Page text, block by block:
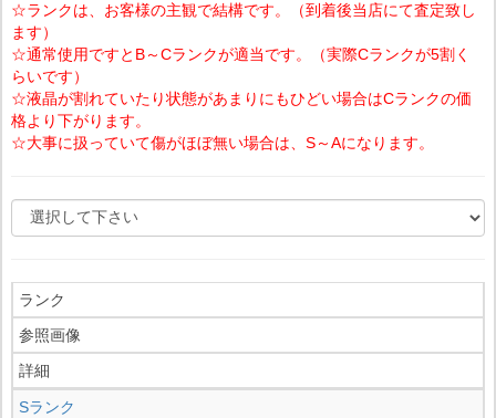
☆ランクは、お客様の主観で結構です。（到着後当店にて査定致し
ます）
☆通常使用ですとB～Cランクが適当です。（実際Cランクが5割く
らいです）
☆液晶が割れていたり状態があまりにもひどい場合はCランクの価
格より下がります。
☆大事に扱っていて傷がほぼ無い場合は、S～Aになります。
ランク
参照画像
詳細
Sランク